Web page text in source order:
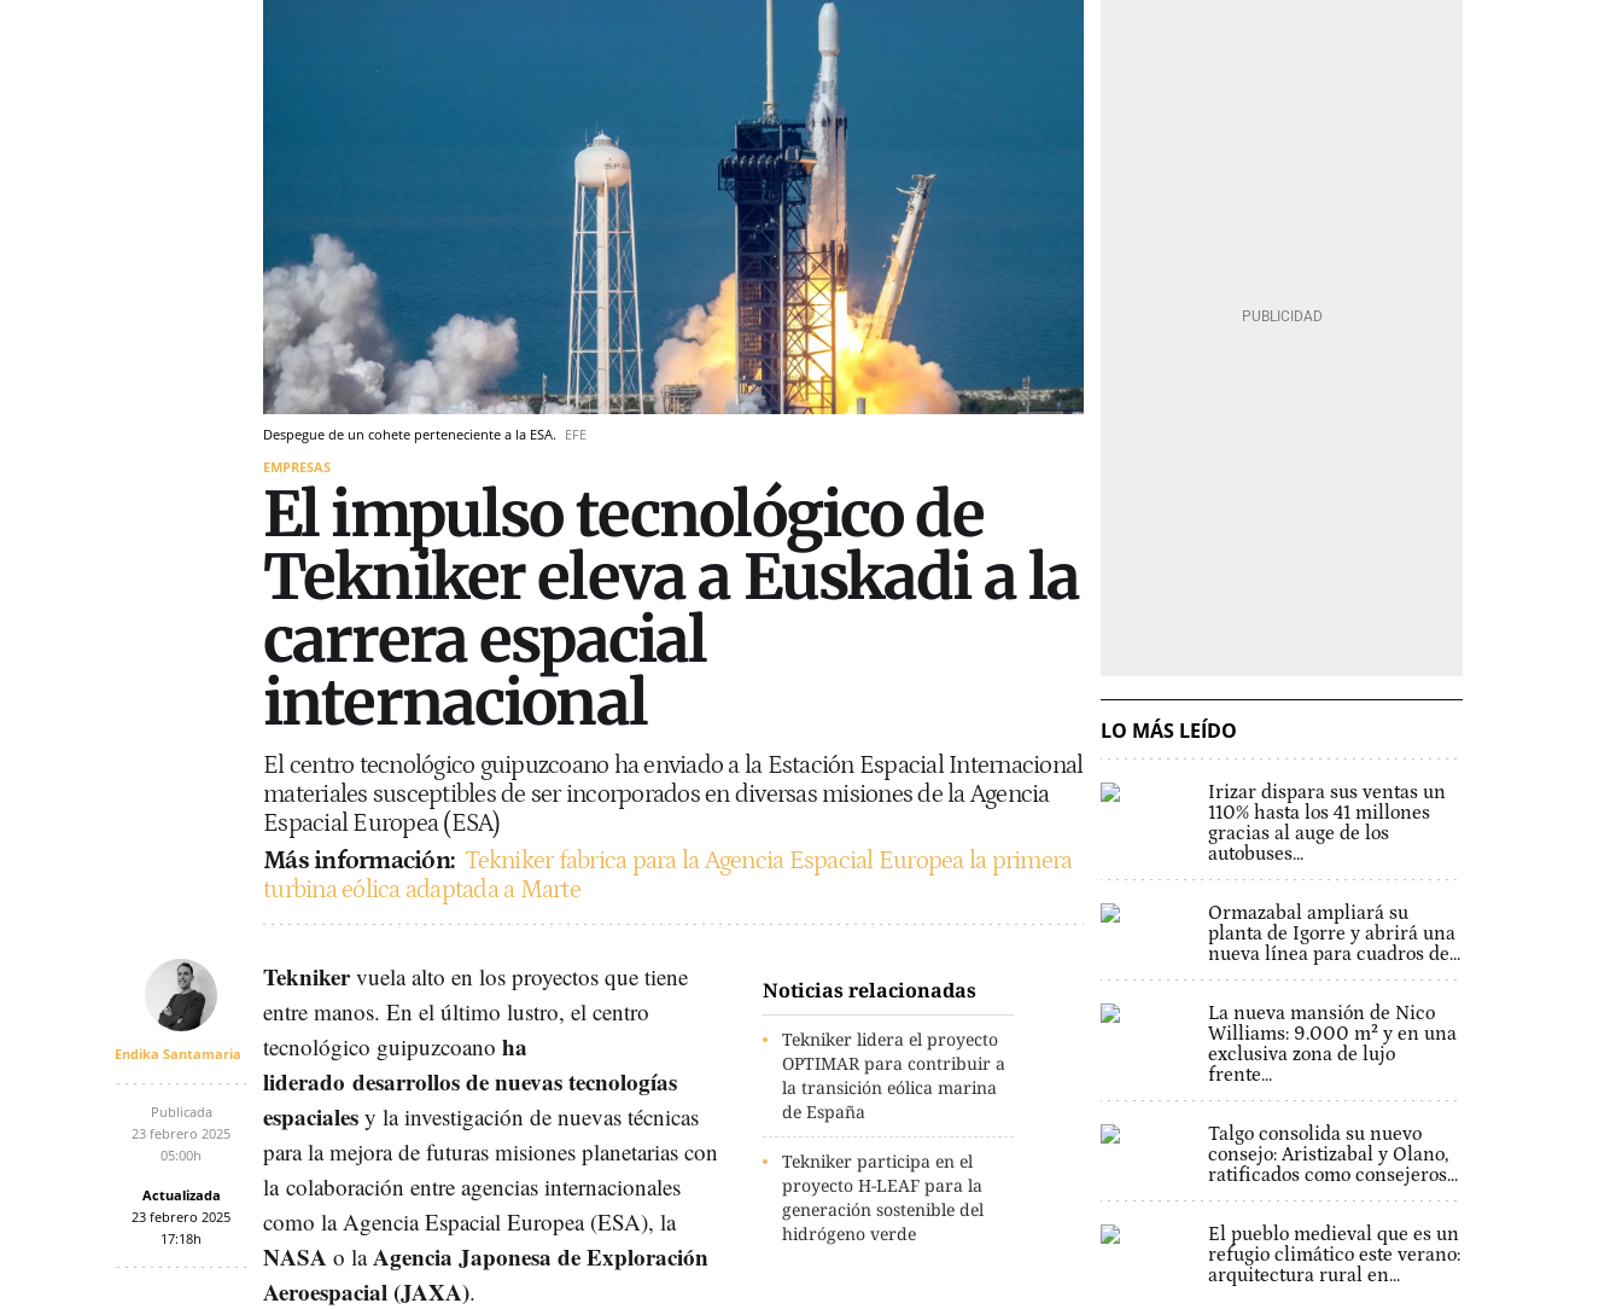
Despegue de un cohete perteneciente a la ESA. EFE
EMPRESAS
El impulso tecnológico de
Tekniker eleva a Euskadi a la
carrera espacial
internacional
El centro tecnológico guipuzcoano ha enviado a la Estación Espacial Internacional
materiales susceptibles de ser incorporados en diversas misiones de la Agencia
Espacial Europea (ESA)
Más información: Tekniker fabrica para la Agencia Espacial Europea la primera
turbina eólica adaptada a Marte
Endika Santamaria
Publicada
23 febrero 2025
05:00h
Actualizada
23 febrero 2025
17:18h
Noticias relacionadas
Tekniker lidera el proyecto
OPTIMAR para contribuir a
la transición eólica marina
de España
Tekniker participa en el
proyecto H-LEAF para la
generación sostenible del
hidrógeno verde
Teknikervuela alto en los proyectos que tiene
entre manos. En el último lustro, el centro
tecnológico guipuzcoano ha
liderado desarrollos de nuevas tecnologías
espaciales y la investigación de nuevas técnicas
para la mejora de futuras misiones planetarias con
la colaboración entre agencias internacionales
como la Agencia Espacial Europea (ESA), la
NASA o laAgencia Japonesa de Exploración
Aeroespacial (JAXA).
LO MÁS LEÍDO
Irizar dispara sus ventas un
110% hasta los 41 millones
gracias al auge de los
autobuses...
Ormazabal ampliará su
planta de Igorre y abrirá una
nueva línea para cuadros de...
La nueva mansión de Nico
Williams: 9.000 m² y en una
exclusiva zona de lujo
frente...
Talgo consolida su nuevo
consejo: Aristizabal y Olano,
ratificados como consejeros...
El pueblo medieval que es un
refugio climático este verano:
arquitectura rural en...